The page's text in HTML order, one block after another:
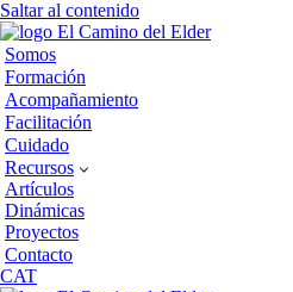
Saltar al contenido
Somos
Formación
Acompañamiento
Facilitación
Cuidado
Recursos
Artículos
Dinámicas
Proyectos
Contacto
CAT